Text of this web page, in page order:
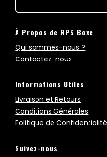
À Propos de RPS Boxe
Qui sommes-nous ?
Contactez-nous
Informations Utiles
Livraison et Retours
Conditions Générales
Politique de Confidentialité
Suivez-nous